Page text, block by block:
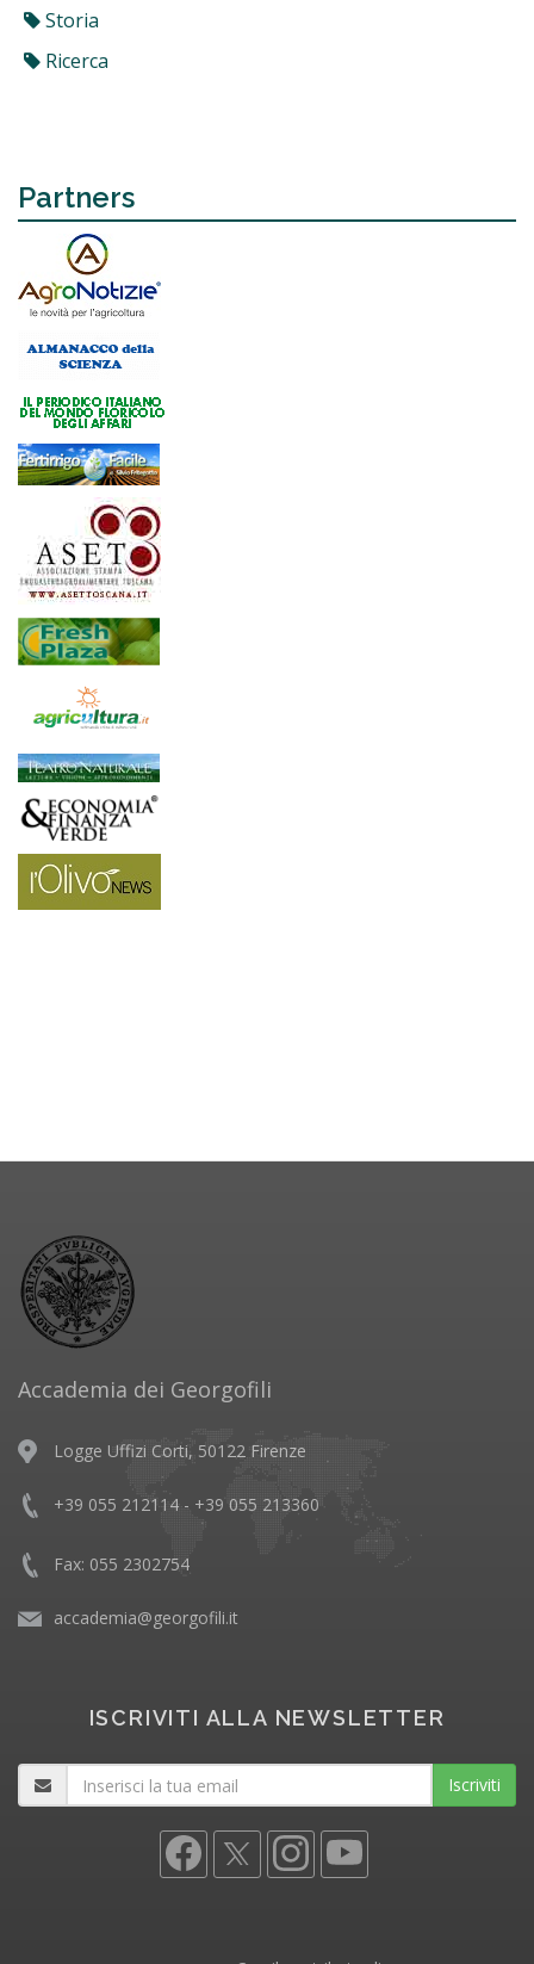
Storia
Ricerca
Partners
Accademia dei Georgofili
Logge Uffizi Corti, 50122 Firenze
+39 055 212114 - +39 055 213360
Fax: 055 2302754
accademia@georgofili.it
ISCRIVITI ALLA NEWSLETTER
Iscriviti